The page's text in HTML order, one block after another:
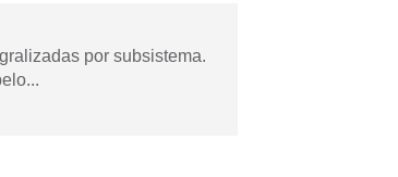
por subsistema.